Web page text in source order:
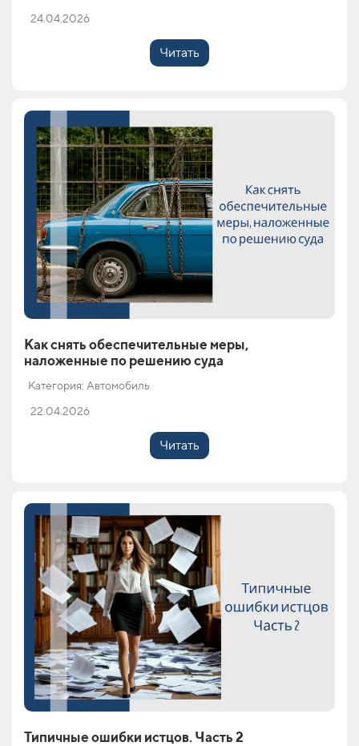
24.04.2026
Читать
Как снять обеспечительные меры,
наложенные по решению суда
Категория: Автомобиль
22.04.2026
Читать
Типичные ошибки истцов. Часть 2